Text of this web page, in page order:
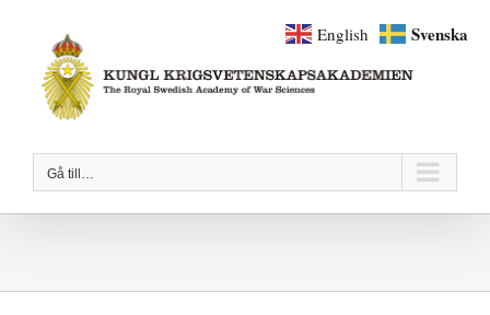
innehållet
Gå till…
English Svenska